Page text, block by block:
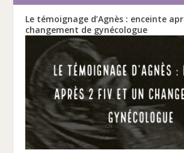
Le témoignage d’Agnès : enceinte
changement de gynécologue